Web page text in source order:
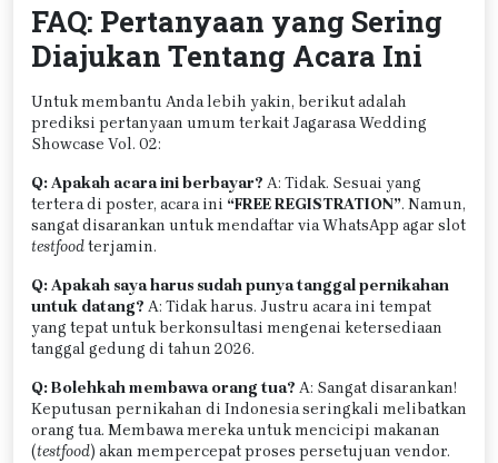
FAQ: Pertanyaan yang Sering
Diajukan Tentang Acara Ini
Untuk membantu Anda lebih yakin, berikut adalah
prediksi pertanyaan umum terkait Jagarasa Wedding
Showcase Vol. 02:
Q: Apakah acara ini berbayar? A: Tidak. Sesuai yang
tertera di poster, acara ini “FREE REGISTRATION”. Namun,
sangat disarankan untuk mendaftar via WhatsApp agar slot
testfoodterjamin.
Q: Apakah saya harus sudah punya tanggal pernikahan
untuk datang? A: Tidak harus. Justru acara ini tempat
yang tepat untuk berkonsultasi mengenai ketersediaan
tanggal gedung di tahun 2026.
Q: Bolehkah membawa orang tua? A: Sangat disarankan!
Keputusan pernikahan di Indonesia seringkali melibatkan
orang tua. Membawa mereka untuk mencicipi makanan
(testfood) akan mempercepat proses persetujuan vendor.